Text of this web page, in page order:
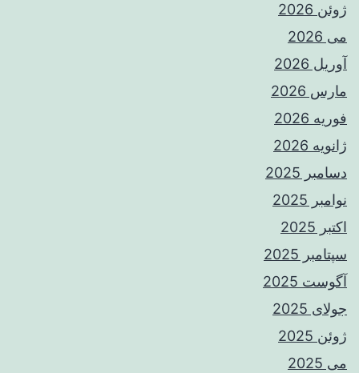
ژوئن 2026
می 2026
آوریل 2026
مارس 2026
فوریه 2026
ژانویه 2026
دسامبر 2025
نوامبر 2025
اکتبر 2025
سپتامبر 2025
آگوست 2025
جولای 2025
ژوئن 2025
می 2025